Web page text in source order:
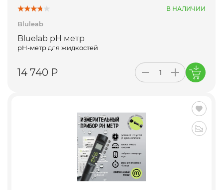
В НАЛИЧИИ
Bluleab
Bluelab pH метр
pH-метр для жидкостей
14 740 Р